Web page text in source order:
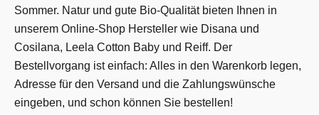
Sommer. Natur und gute Bio-Qualität bieten Ihnen in
unserem Online-Shop Hersteller wie Disana und
Cosilana, Leela Cotton Baby und Reiff. Der
Bestellvorgang ist einfach: Alles in den Warenkorb legen,
Adresse für den Versand und die Zahlungswünsche
eingeben, und schon können Sie bestellen!